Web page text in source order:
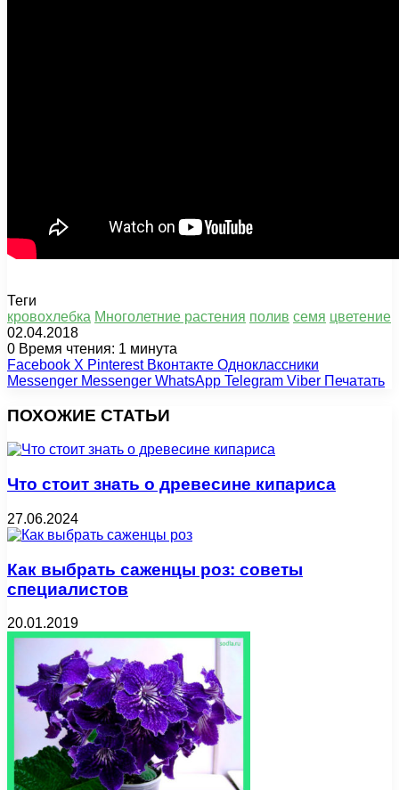
Теги
кровохлебка Многолетние растения полив семя цветение
02.04.2018
0 Время чтения: 1 минута
Facebook X Pinterest Вконтакте Одноклассники
Messenger Messenger WhatsApp Telegram Viber Печатать
ПОХОЖИЕ СТАТЬИ
Что стоит знать о древесине кипариса
27.06.2024
Как выбрать саженцы роз: советы
специалистов
20.01.2019